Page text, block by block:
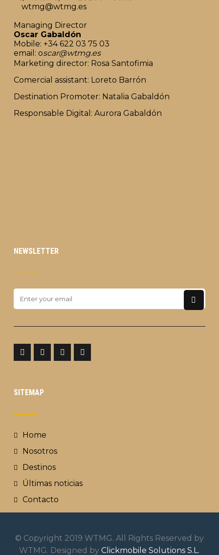
wtmg@wtmg.es
Managing Director
Oscar Gabaldón
Mobile: +34 622 03 75 03
email: oscar@wtmg.es
Marketing director: Rosa Santofimia
Comercial assistant: Loreto Barrón
Destination Promoter: Natalia Gabaldón
Responsable Digital: Aurora Gabaldón
NEWSLETTER
SITEMAP
Home
Nosotros
Destinos
Últimas noticias
Contacto
© Copyright 2019 WTMG. All Rights Reserved by
WTMG. Designed byClickmobile Solutions S.L.